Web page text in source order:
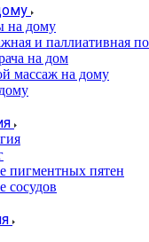
на дому
и паллиативная
на дом
массаж на дому
пигментных пятен
сосудов